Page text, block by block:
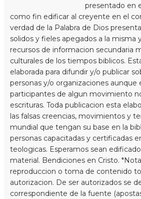
presentado en
como fin edificar al creyente en el
verdad de la Palabra de Dios
solidos y fieles apegados a la misma
recursos de informacion secundaria
culturales de los tiempos biblicos.
elaborada para difundir y/o publicar
personas y/o organizaciones aunque
participantes de algun movimiento
escrituras. Toda publicacion esta
las falsas creencias, movimientos y
mundial que tengan su base en la
personas capacitadas y certificadas
teologicas. Esperamos sean
material. Bendiciones en Cristo.
reproduccion o toma de contenido
autorizacion. De ser autorizados se
correspondiente de la fuente